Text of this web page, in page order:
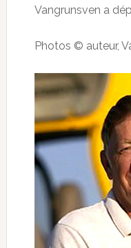
Vangrunsven a
Photos © auteur,